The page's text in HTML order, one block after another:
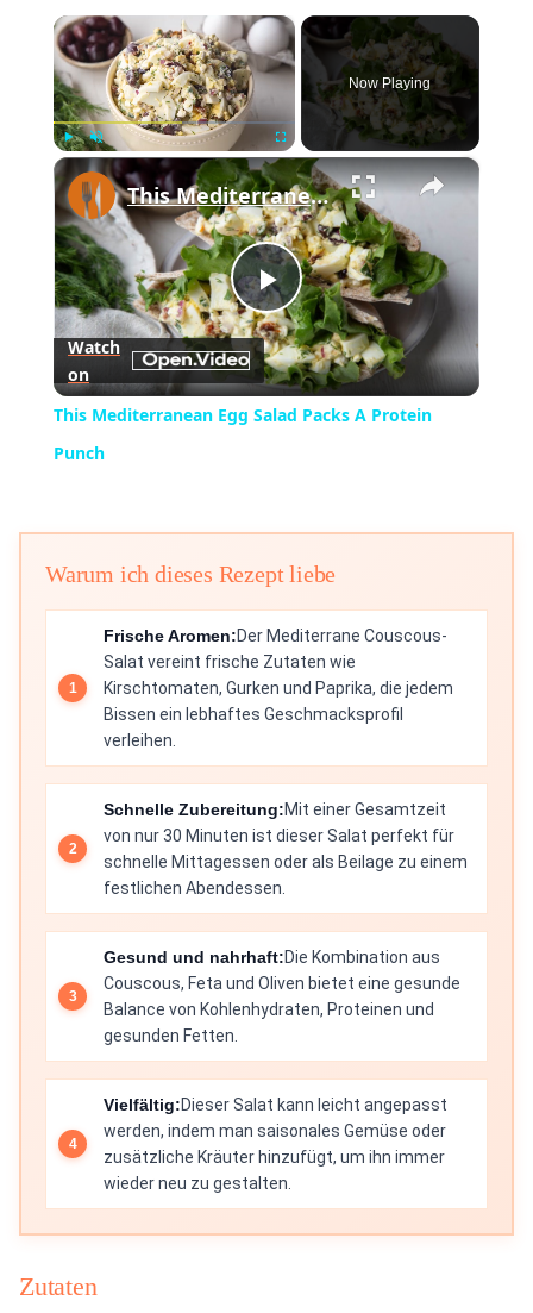
×
Unmute Fullscreen
Now Playing
×
Play
Video
This Mediterranean Egg Salad Packs A Protein Punch
Watch
on
This Mediterranean Egg Salad Packs A Protein
Punch
Warum ich dieses Rezept liebe
Frische Aromen:Der Mediterrane Couscous-
Salat vereint frische Zutaten wie
Kirschtomaten, Gurken und Paprika, die jedem
Bissen ein lebhaftes Geschmacksprofil
verleihen.
Schnelle Zubereitung:Mit einer Gesamtzeit
von nur 30 Minuten ist dieser Salat perfekt für
schnelle Mittagessen oder als Beilage zu einem
festlichen Abendessen.
Gesund und nahrhaft:Die Kombination aus
Couscous, Feta und Oliven bietet eine gesunde
Balance von Kohlenhydraten, Proteinen und
gesunden Fetten.
Vielfältig:Dieser Salat kann leicht angepasst
werden, indem man saisonales Gemüse oder
zusätzliche Kräuter hinzufügt, um ihn immer
wieder neu zu gestalten.
Zutaten